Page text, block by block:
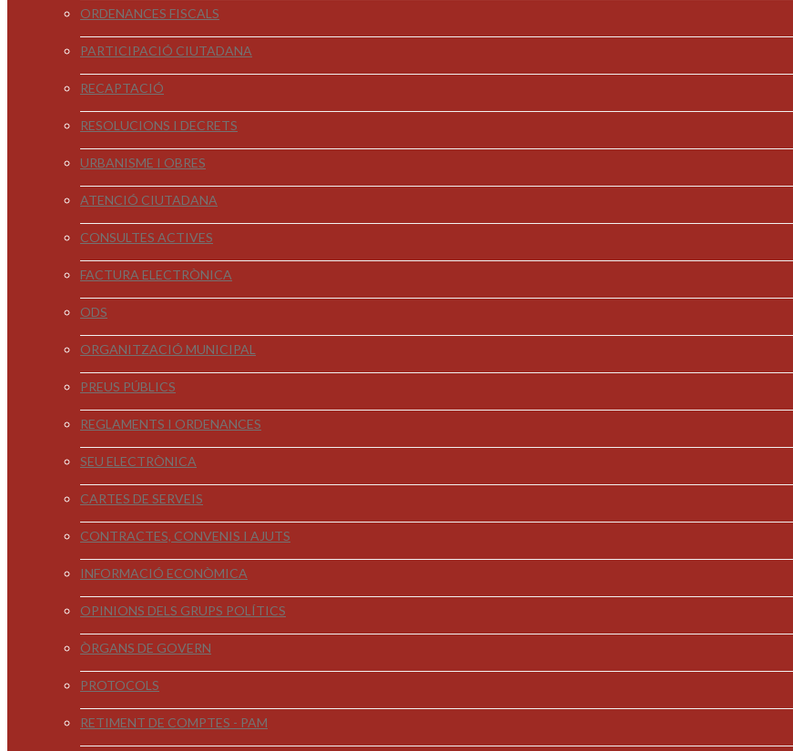
ORDENANCES FISCALS
PARTICIPACIÓ CIUTADANA
RECAPTACIÓ
RESOLUCIONS I DECRETS
URBANISME I OBRES
ATENCIÓ CIUTADANA
CONSULTES ACTIVES
FACTURA ELECTRÒNICA
ODS
ORGANITZACIÓ MUNICIPAL
PREUS PÚBLICS
REGLAMENTS I ORDENANCES
SEU ELECTRÒNICA
CARTES DE SERVEIS
CONTRACTES, CONVENIS I AJUTS
INFORMACIÓ ECONÒMICA
OPINIONS DELS GRUPS POLÍTICS
ÒRGANS DE GOVERN
PROTOCOLS
RETIMENT DE COMPTES - PAM